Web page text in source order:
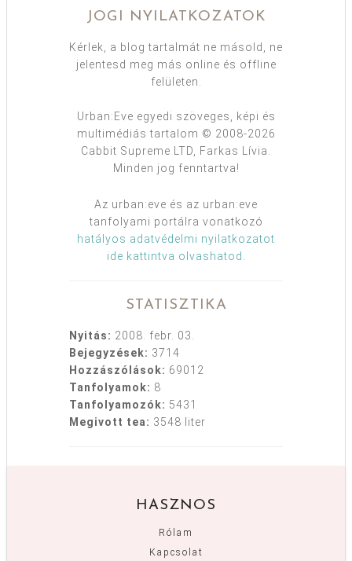
JOGI NYILATKOZATOK
Kérlek, a blog tartalmát ne másold, ne
jelentesd meg más online és offline
felületen.
Urban:Eve egyedi szöveges, képi és
multimédiás tartalom © 2008-2026
Cabbit Supreme LTD, Farkas Lívia.
Minden jog fenntartva!
Az urban:eve és az urban:eve
tanfolyami portálra vonatkozó
hatályos adatvédelmi nyilatkozatot
ide kattintva olvashatod
STATISZTIKA
Nyitás: 2008. febr. 03.
Bejegyzések: 3714
Hozzászólások: 69012
Tanfolyamok: 8
Tanfolyamozók: 5431
Megivott tea: 3548 liter
HASZNOS
Rólam
Kapcsolat